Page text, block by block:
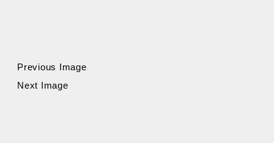
Previous Image
Next Image